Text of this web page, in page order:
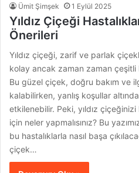
Ümit Şimşek 1 Eylül 2025
Yıldız Çiçeği
Önerileri
Yıldız çiçeği, zarif ve parlak
kolay ancak zaman zaman çeşitli
Bu güzel çiçek, doğru bakım ve
kalabilirken, yanlış koşullar
etkilenebilir. Peki, yıldız
için neler yapmalısınız? Bu
bu hastalıklarla nasıl başa
çiçek…